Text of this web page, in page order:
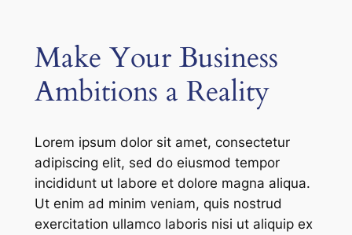
Make Your Business
Ambitions a Reality
Lorem ipsum dolor sit amet, consectetur
adipiscing elit, sed do eiusmod tempor
incididunt ut labore et dolore magna aliqua.
Ut enim ad minim veniam, quis nostrud
exercitation ullamco laboris nisi ut aliquip ex